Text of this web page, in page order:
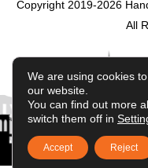
Copyright 2019-2026
All
We are using cookies
our website.
You can find out more
switch them off in
Accept Reject